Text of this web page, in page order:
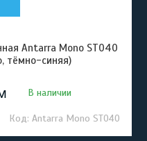
Antarra Mono ST040
тёмно-синяя)
В наличии
Antarra Mono ST040